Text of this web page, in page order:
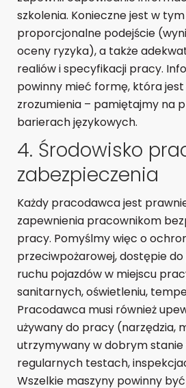
szkolenia. Konieczne jest w
proporcjonalne podejście
oceny ryzyka), a także
realiów i specyfikacji pracy.
powinny mieć formę, która jest
zrozumienia – pamiętajmy na
barierach językowych.
4. Środowisko
zabezpieczenia
Każdy pracodawca jest
zapewnienia pracownikom
pracy. Pomyślmy więc o
przeciwpożarowej, dostępie
ruchu pojazdów w miejscu
sanitarnych, oświetleniu,
Pracodawca musi również
używany do pracy (narzędzia,
utrzymywany w dobrym
regularnych testach,
Wszelkie maszyny powinny